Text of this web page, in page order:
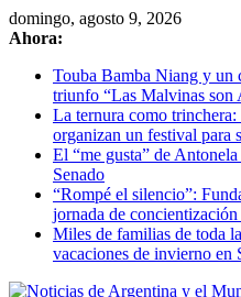
Skip
to
domingo, agosto 9, 2026
Ahora:
Touba Bamba Niang y un
triunfo “Las Malvinas son
La ternura como
organizan un festival para
El “me gusta” de
Senado
“Rompé el silencio”:
jornada de
Miles de familias de toda
vacaciones de invierno en